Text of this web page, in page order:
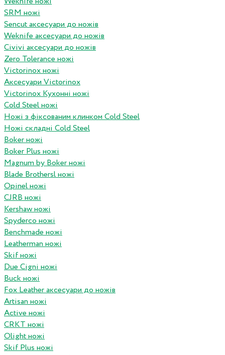
SRM ножі
Sencut аксесуари до ножів
Weknife аксесуари до ножів
Civivi аксесуари до ножів
Zero Tolerance ножі
Victorinox ножі
Аксесуари Victorinox
Victorinox Кухонні ножі
Cold Steel ножі
Ножі з фіксованим клинком Cold Steel
Ножі складні Cold Steel
Boker ножі
Boker Plus ножі
Magnum by Boker ножі
Blade Brothersl ножі
Opinel ножі
CJRB ножі
Kershaw ножі
Spyderco ножі
Benchmade ножі
Leatherman ножі
Skif ножі
Due Cigni ножі
Buck ножі
Fox Leather аксесуари до ножів
Artisan ножі
Active ножі
CRKT ножі
Olight ножі
Skif Plus ножі